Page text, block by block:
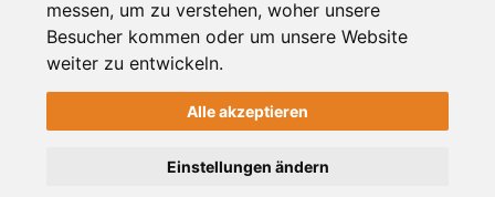
messen, um zu verstehen, woher unsere
Besucher kommen oder um unsere Website
weiter zu entwickeln.
Alle akzeptieren
Einstellungen ändern
Handcrafted with
byHELLWACH Medien